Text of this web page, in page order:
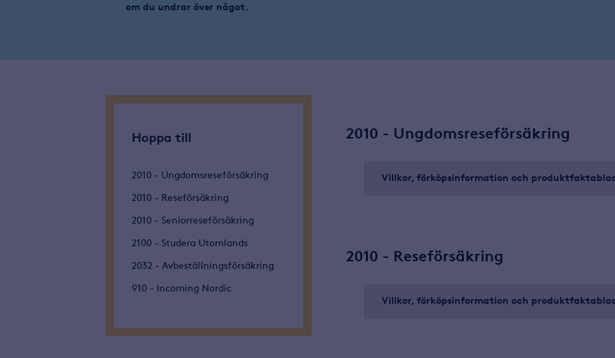
om du undrar över något.
Hoppa till
2010 - Ungdomsreseförsäkring
2010 - Reseförsäkring
2010 - Seniorreseförsäkring
2100 - Studera Utomlands
2032 - Avbeställningsförsäkring
910 - Incoming Nordic
2010 - Ungdomsreseförsäkring
Villkor, förköpsinformation och
2010 - Reseförsäkring
Villkor, förköpsinformation och